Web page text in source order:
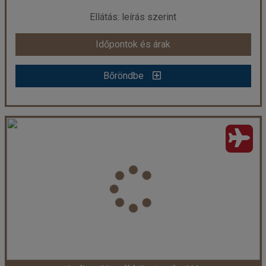
Időpontok és árak
Bőröndbe
Ellátás: leírás szerint
Időpontok és árak
Bőröndbe
Doha-Mumbai-Goa ***
Körutazás Indiában
Utazás módja:
Repülővel
Ellátás:
Szálláskategória:
2 ágyas szoba